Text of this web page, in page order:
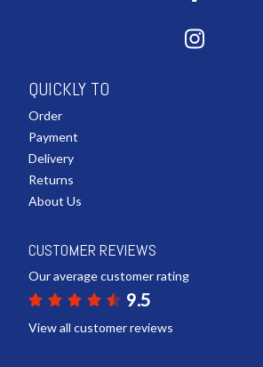
QUICKLY TO
Order
Payment
Delivery
Returns
About Us
CUSTOMER REVIEWS
Our average customer rating
9.5
View all customer reviews